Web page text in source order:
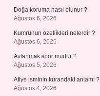
Doğa koruma nasıl olunur ?
Ağustos 6, 2026
Kumrunun özellikleri nelerdir ?
Ağustos 6, 2026
Avlanmak spor mudur ?
Ağustos 5, 2026
Atiye isminin kurandaki anlamı ?
Ağustos 4, 2026